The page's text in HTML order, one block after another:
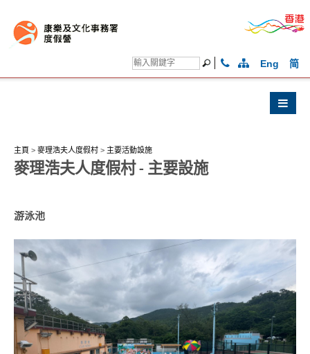
Eng 简
主頁 > 麥理浩夫人度假村 > 主要活動設施
麥理浩夫人度假村 - 主要設施
游泳池